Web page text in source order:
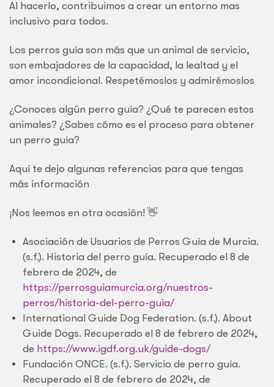
Al hacerlo, contribuimos a crear un entorno mas
inclusivo para todos.
Los perros guía son más que un animal de servicio,
son embajadores de la capacidad, la lealtad y el
amor incondicional. Respetémoslos y admirémoslos
¿Conoces algún perro guía? ¿Qué te parecen estos
animales? ¿Sabes cómo es el proceso para obtener
un perro guía?
Aquí te dejo algunas referencias para que tengas
más información
¡Nos leemos en otra ocasión! 👋
Asociación de Usuarios de Perros Guía de Murcia.
(s.f.). Historia del perro guía. Recuperado el 8 de
febrero de 2024, de
https://perrosguiamurcia.org/nuestros-
perros/historia-del-perro-guia/
International Guide Dog Federation. (s.f.). About
Guide Dogs. Recuperado el 8 de febrero de 2024,
de https://www.igdf.org.uk/guide-dogs/
Fundación ONCE. (s.f.). Servicio de perro guía.
Recuperado el 8 de febrero de 2024, de